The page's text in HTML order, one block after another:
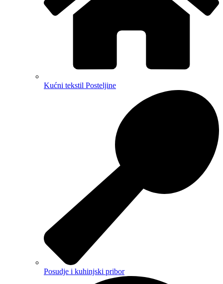
Kućni tekstil Posteljine
Posudje i kuhinjski pribor